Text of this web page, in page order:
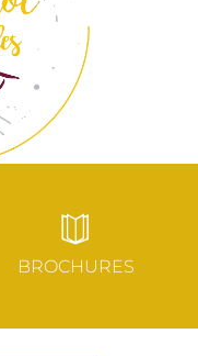
BROCHURES